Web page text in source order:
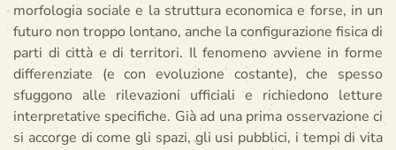
morfologia sociale e la struttura economica e forse, in un
futuro non troppo lontano, anche la configurazione fisica di
parti di città e di territori. Il fenomeno avviene in forme
differenziate (e con evoluzione costante), che spesso
sfuggono alle rilevazioni ufficiali e richiedono letture
interpretative specifiche. Già ad una prima osservazione ci
si accorge di come gli spazi, gli usi pubblici, i tempi di vita